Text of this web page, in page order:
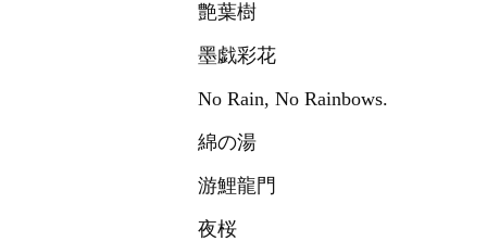
艶葉樹
墨戯彩花
No Rain, No Rainbows.
綿の湯
游鯉龍門
夜桜